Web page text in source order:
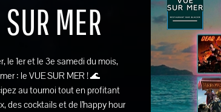
MER
le 1er et le 3e samedi du mois,
: le VUE SUR MER ! 🌊
au tournoi tout en profitant
des cocktails et de l’happy hour